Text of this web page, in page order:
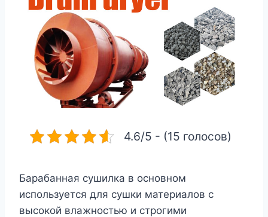
4.6/5 - (15 голосов)
Барабанная сушилка в основном
используется для сушки материалов с
высокой влажностью и строгими